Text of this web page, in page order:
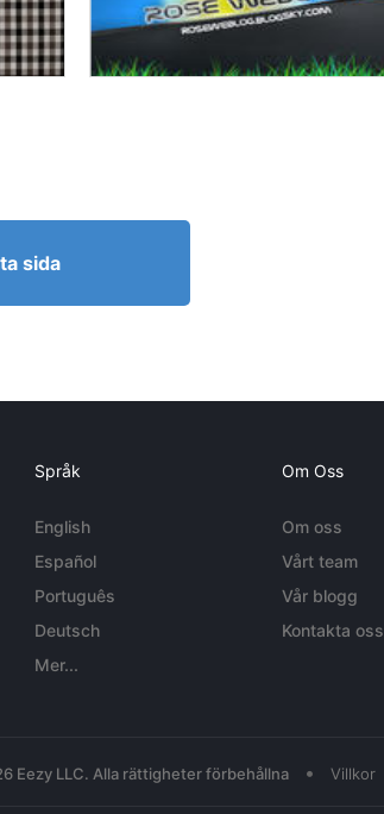
sida
Språk
English
Español
Português
Deutsch
Mer...
Om Oss
Om oss
Vårt team
Vår blogg
Kontakta oss
Eezy LLC. Alla rättigheter förbehållna • Villkor